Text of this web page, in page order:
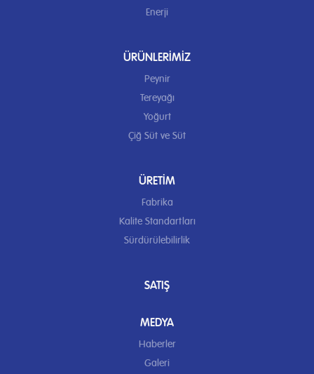
Enerji
ÜRÜNLERIMIZ
Peynir
Tereyağı
Yoğurt
Çiğ Süt ve Süt
ÜRETIM
Fabrika
Kalite Standartları
Sürdürülebilirlik
SATIŞ
MEDYA
Haberler
Galeri